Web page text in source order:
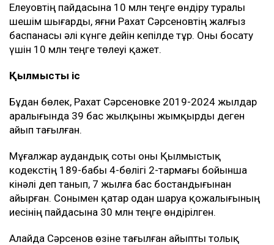
Елеуовтің пайдасына 10 млн теңге өндіру туралы
шешім шығарды, яғни Рахат Сәрсеновтің жалғыз
баспанасы әлі күнге дейін кепілде тұр. Оны босату
үшін 10 млн теңге төлеуі қажет.
Қылмыстық іс
Бұдан бөлек, Рахат Сәрсеновке 2019-2024 жылдар
аралығында 39 бас жылқыны жымқырды деген
айып тағылған.
Мұғалжар аудандық соты оны Қылмыстық
кодекстің 189-бабы 4-бөлігі 2-тармағы бойынша
кінәлі деп танып, 7 жылға бас бостандығынан
айырған. Сонымен қатар одан шаруа қожалығының
иесінің пайдасына 30 млн теңге өндірілген.
Алайда Сәрсенов өзіне тағылған айыпты толық